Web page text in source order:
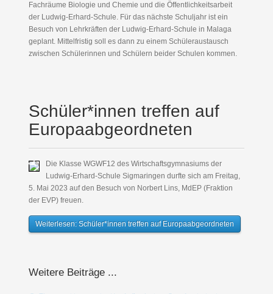
Fachräume Biologie und Chemie und die Öffentlichkeitsarbeit
der Ludwig-Erhard-Schule. Für das nächste Schuljahr ist ein
Besuch von Lehrkräften der Ludwig-Erhard-Schule in Malaga
geplant. Mittelfristig soll es dann zu einem Schüleraustausch
zwischen Schülerinnen und Schülern beider Schulen kommen.
Schüler*innen treffen auf
Europaabgeordneten
Die Klasse WGWF12 des Wirtschaftsgymnasiums der
Ludwig-Erhard-Schule Sigmaringen durfte sich am Freitag,
5. Mai 2023 auf den Besuch von Norbert Lins, MdEP (Fraktion
der EVP) freuen.
Weiterlesen: Schüler*innen treffen auf Europaabgeordneten
Weitere Beiträge ...